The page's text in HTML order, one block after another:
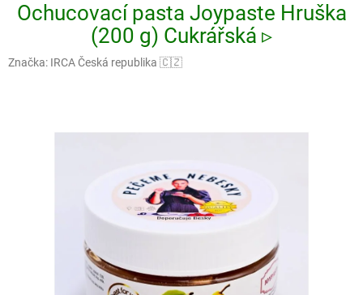
Ochucovací pasta Joypaste Hruška
(200 g) Cukrářská ▹
Značka: IRCA Česká republika 🇨🇿